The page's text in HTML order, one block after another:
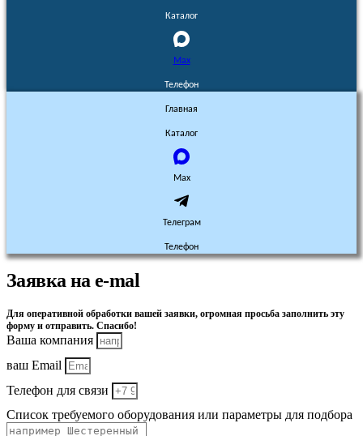
Каталог
Max
Телефон
Главная
Каталог
Max
Телеграм
Телефон
Заявка на e-mal
Для оперативной обработки вашей заявки, огромная просьба заполнить эту
форму и отправить. Спасибо!
Ваша компания
ваш Email
Телефон для связи
Список требуемого оборудования или параметры для подбора